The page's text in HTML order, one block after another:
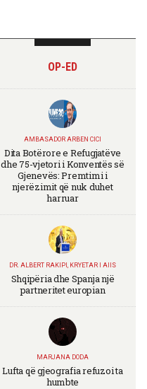
OP-ED
AMBASADOR ARBEN CICI
Dita Botërore e Refugjatëve
dhe 75-vjetori i Konventës së
Gjenevës: Premtimi i
njerëzimit që nuk duhet
harruar
DR. ALBERT RAKIPI, KRYETAR I AIIS
Shqipëria dhe Spanja një
partneritet europian
MARJANA DODA
Lufta që gjeografia refuzoi ta
humbte